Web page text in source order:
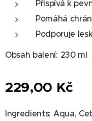
Přispívá k
Pomáhá
Podporuje
Obsah balení: 230 ml
229,00 Kč
Ingredients: Aqua,